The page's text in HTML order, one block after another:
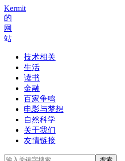
Kermit
的
网
站
技术相关
生活
读书
金融
百家争鸣
电影与梦想
自然科学
关于我们
友情链接